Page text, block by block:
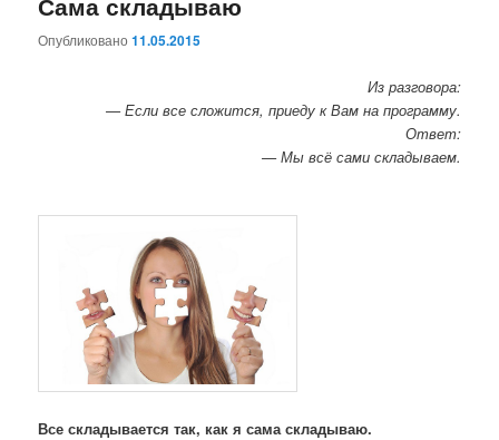
Опубликовано11.05.2015
Из разговора:
— Если все сложится, приеду к Вам на программу.
Ответ:
— Мы всё сами складываем.
Все складывается так, как я сама складываю.